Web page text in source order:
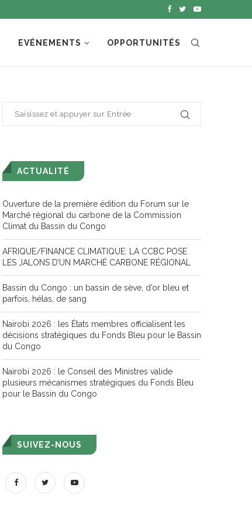
EVÉNEMENTS OPPORTUNITÉS
ACTUALITÉ
Ouverture de la première édition du Forum sur le
Marché régional du carbone de la Commission
Climat du Bassin du Congo
AFRIQUE/FINANCE CLIMATIQUE: LA CCBC POSE
LES JALONS D’UN MARCHÉ CARBONE RÉGIONAL
Bassin du Congo : un bassin de sève, d’or bleu et
parfois, hélas, de sang
Nairobi 2026 : les États membres officialisent les
décisions stratégiques du Fonds Bleu pour le Bassin
du Congo
Nairobi 2026 : le Conseil des Ministres valide
plusieurs mécanismes stratégiques du Fonds Bleu
pour le Bassin du Congo
SUIVEZ-NOUS